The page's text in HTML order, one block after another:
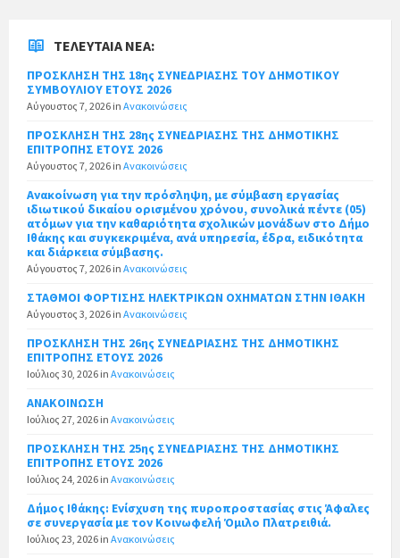
ΤΕΛΕΥΤΑΊΑ ΝΈΑ:
ΠΡΟΣΚΛΗΣΗ ΤΗΣ 18ης ΣΥΝΕΔΡΙΑΣΗΣ ΤΟΥ ΔΗΜΟΤΙΚΟΥ
ΣΥΜΒΟΥΛΙΟΥ ΕΤΟΥΣ 2026
Αύγουστος 7, 2026 in Ανακοινώσεις
ΠΡΟΣΚΛΗΣΗ ΤΗΣ 28ης ΣΥΝΕΔΡΙΑΣΗΣ ΤΗΣ ΔΗΜΟΤΙΚΗΣ
ΕΠΙΤΡΟΠΗΣ ΕΤΟΥΣ 2026
Αύγουστος 7, 2026 in Ανακοινώσεις
Ανακοίνωση για την πρόσληψη, με σύμβαση εργασίας
ιδιωτικού δικαίου ορισμένου χρόνου, συνολικά πέντε (05)
ατόμων για την καθαριότητα σχολικών μονάδων στο Δήμο
Ιθάκης και συγκεκριμένα, ανά υπηρεσία, έδρα, ειδικότητα
και διάρκεια σύμβασης.
Αύγουστος 7, 2026 in Ανακοινώσεις
ΣΤΑΘΜΟΙ ΦΟΡΤΙΣΗΣ ΗΛΕΚΤΡΙΚΩΝ ΟΧΗΜΑΤΩΝ ΣΤΗΝ ΙΘΑΚΗ
Αύγουστος 3, 2026 in Ανακοινώσεις
ΠΡΟΣΚΛΗΣΗ ΤΗΣ 26ης ΣΥΝΕΔΡΙΑΣΗΣ ΤΗΣ ΔΗΜΟΤΙΚΗΣ
ΕΠΙΤΡΟΠΗΣ ΕΤΟΥΣ 2026
Ιούλιος 30, 2026 in Ανακοινώσεις
ΑΝΑΚΟΙΝΩΣΗ
Ιούλιος 27, 2026 in Ανακοινώσεις
ΠΡΟΣΚΛΗΣΗ ΤΗΣ 25ης ΣΥΝΕΔΡΙΑΣΗΣ ΤΗΣ ΔΗΜΟΤΙΚΗΣ
ΕΠΙΤΡΟΠΗΣ ΕΤΟΥΣ 2026
Ιούλιος 24, 2026 in Ανακοινώσεις
Δήμος Ιθάκης: Ενίσχυση της πυροπροστασίας στις Άφαλες
σε συνεργασία με τον Κοινωφελή Όμιλο Πλατρειθιά.
Ιούλιος 23, 2026 in Ανακοινώσεις